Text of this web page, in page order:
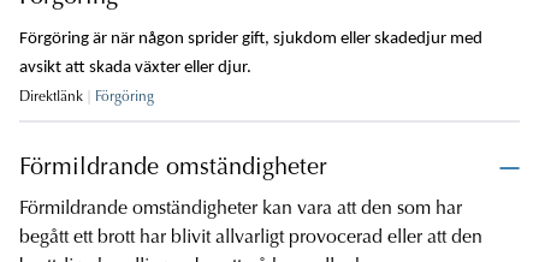
Förgöring är när någon sprider gift, sjukdom eller skadedjur med
avsikt att skada växter eller djur.
Direktlänk Förgöring
Förmildrande omständigheter
Förmildrande omständigheter kan vara att den som har
begått ett brott har blivit allvarligt provocerad eller att den